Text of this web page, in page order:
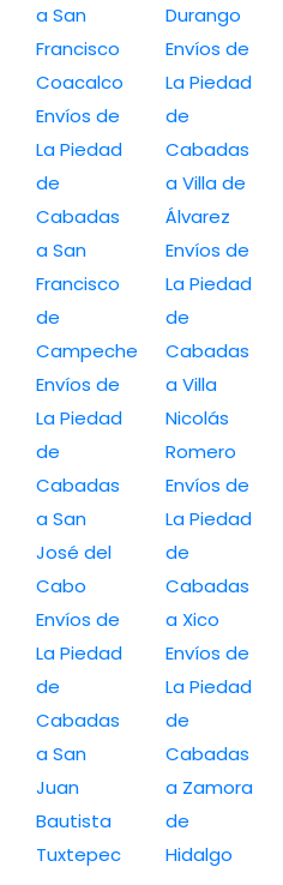
a San
Francisco
Coacalco
Envíos de
La Piedad
de
Cabadas
a San
Francisco
de
Campeche
Envíos de
La Piedad
de
Cabadas
a San
José del
Cabo
Envíos de
La Piedad
de
Cabadas
a San
Juan
Bautista
Tuxtepec
Durango
Envíos de
La Piedad
de
Cabadas
a Villa de
Álvarez
Envíos de
La Piedad
de
Cabadas
a Villa
Nicolás
Romero
Envíos de
La Piedad
de
Cabadas
a Xico
Envíos de
La Piedad
de
Cabadas
a Zamora
de
Hidalgo